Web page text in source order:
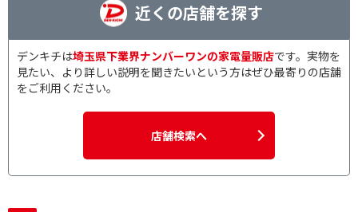
近くの店舗を探す
デンキチは埼玉県下業界ナンバーワンの家電量販店です。実物を
見たい、より詳しい説明を聞きたいという方はぜひ最寄りの店舗
をご利用ください。
店舗検索へ